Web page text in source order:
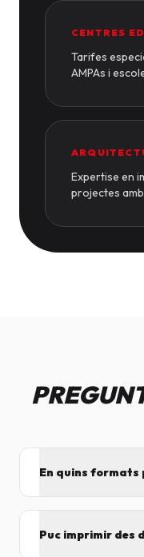
CENTRES
Tarifes
AMPAs i
Expertise en
projectes
En quins formats
Word i Excel.
Puc imprimir des